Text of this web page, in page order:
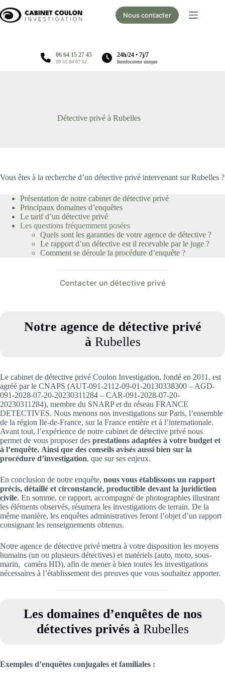
au
contenu
Nous contacter
06 64 15 27 45
09 51 84 67 12
24h/24 • 7j/7
Interlocuteur unique
Détective privé à Rubelles
Vous êtes à la recherche d’un détective privé intervenant sur Rubelles ?
Présentation de notre cabinet de détective privé
Principaux domaines d’enquêtes
Le tarif d’un détective privé
Les questions fréquemment posées
Quels sont les garanties de votre agence de détective ?
Le rapport d’un détective est il recevable par le juge ?
Comment se déroule la procédure d’enquête ?
Contacter un détective privé
Notre agence de détective privé
à Rubelles
Le cabinet de détective privé Coulon Investigation, fondé en 2011, est
agréé par le CNAPS (AUT-091-2112-09-01-20130338300 – AGD-
091-2028-07-20-20230311284 – CAR-091-2028-07-20-
20230311284), membre du SNARP et du réseau FRANCE
DETECTIVES. Nous menons nos investigations sur Paris, l’ensemble
de la région Ile-de-France, sur la France entière et à l’internationale.
Avant tout, l’expérience de notre cabinet de détective privé nous
permet de vous proposer des prestations adaptées à votre budget et
à l’enquête. Ainsi que des conseils avisés aussi bien sur la
procédure d’investigation, que sur ses enjeux.
En conclusion de notre enquête, nous vous établissons un rapport
précis, détaillé et circonstancié, productible devant la juridiction
civile. En somme, ce rapport, accompagné de photographies illustrant
les éléments observés, résumera les investigations de terrain. De la
même manière, les enquêtes administratives feront l’objet d’un rapport
consignant les renseignements obtenus.
Notre agence de détective privé mettra à votre disposition les moyens
humains (un ou plusieurs détectives) et matériels (auto, moto, sous-
marin, caméra HD), afin de mener à bien toutes les investigations
nécessaires à l’établissement des preuves que vous souhaitez apporter.
Les domaines d’enquêtes de nos
détectives privés à Rubelles
Exemples d’enquêtes conjugales et familiales :